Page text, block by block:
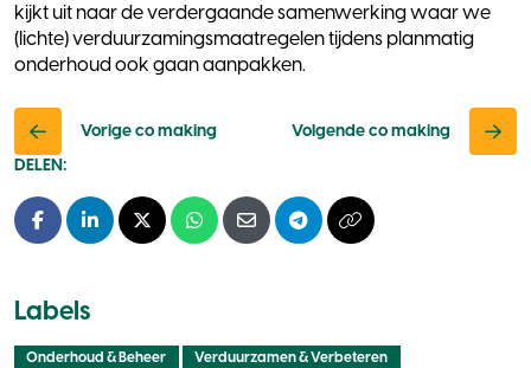
kijkt uit naar de verdergaande samenwerking waar we
(lichte) verduurzamingsmaatregelen tijdens planmatig
onderhoud ook gaan aanpakken.
Vorige co making
Volgende co making
DELEN:
Facebook
LinkedInX - TwitterWhatsapp
E-mailTelegramKopieer naar
Labels
Onderhoud & Beheer
Verduurzamen & Verbeteren